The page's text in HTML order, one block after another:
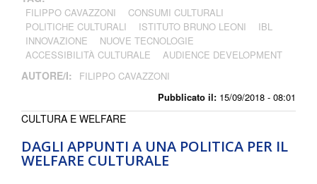
Pubblicato il: 15/09/2018 - 08:01
FILIPPO CAVAZZONI
CONSUMI CULTURALI
POLITICHE CULTURALI
ISTITUTO BRUNO LEONI
IBL
INNOVAZIONE
NUOVE TECNOLOGIE
ACCESSIBILITÀ CULTURALE
AUDIENCE DEVELOPMENT
AUTORE/I: FILIPPO CAVAZZONI
DAGLI APPUNTI A UNA POLITICA PER IL
WELFARE CULTURALE
CULTURA E WELFARE